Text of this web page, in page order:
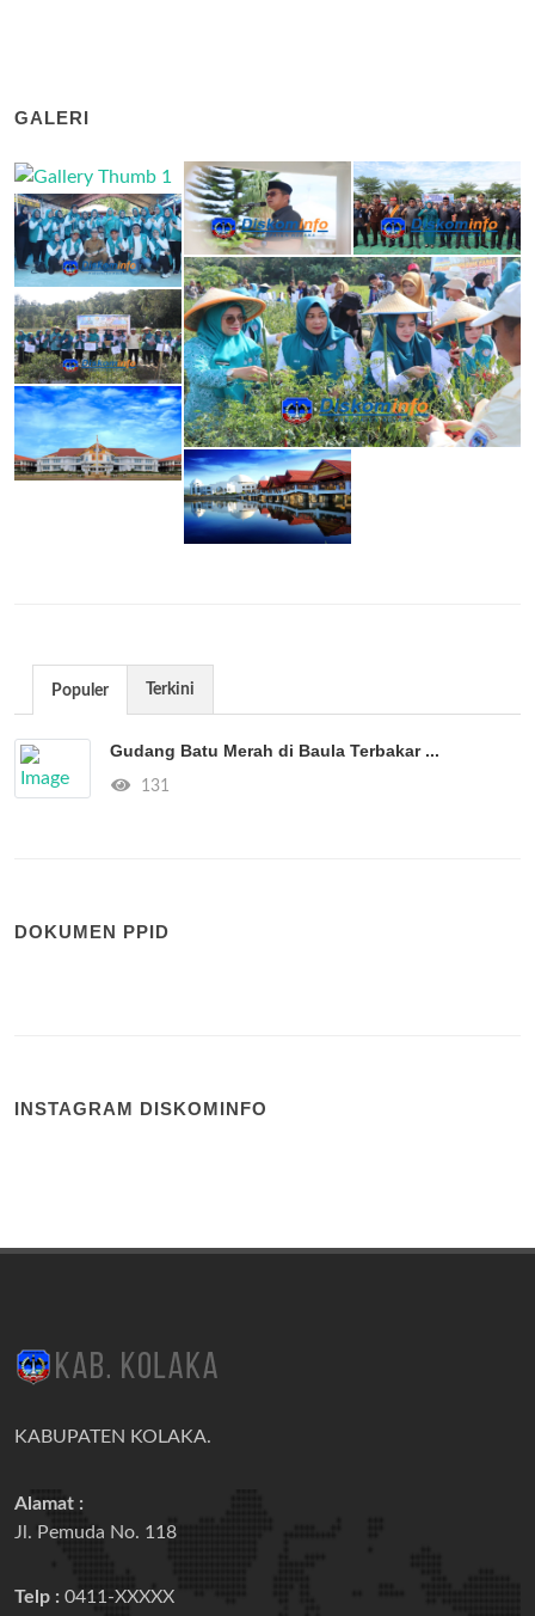
GALERI
Populer Terkini
Gudang Batu Merah di Baula Terbakar ...
131
DOKUMEN PPID
INSTAGRAM DISKOMINFO
KABUPATEN KOLAKA.
Alamat :
Jl. Pemuda No. 118
Telp : 0411-XXXXX